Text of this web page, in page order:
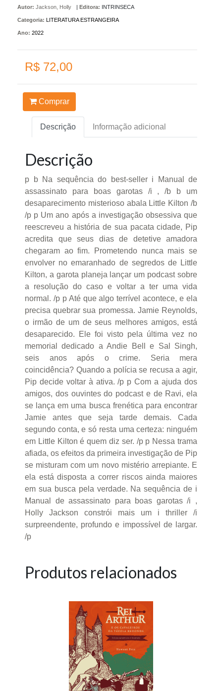
Autor: Jackson, Holly | Editora: INTRINSECA
Categoria: LITERATURA ESTRANGEIRA
Ano: 2022
R$ 72,00
Comprar
Descrição Informação adicional
Descrição
p b Na sequência do best-seller i Manual de
assassinato para boas garotas /i , /b b um
desaparecimento misterioso abala Little Kilton /b
/p p Um ano após a investigação obsessiva que
reescreveu a história de sua pacata cidade, Pip
acredita que seus dias de detetive amadora
chegaram ao fim. Prometendo nunca mais se
envolver no emaranhado de segredos de Little
Kilton, a garota planeja lançar um podcast sobre
a resolução do caso e voltar a ter uma vida
normal. /p p Até que algo terrível acontece, e ela
precisa quebrar sua promessa. Jamie Reynolds,
o irmão de um de seus melhores amigos, está
desaparecido. Ele foi visto pela última vez no
memorial dedicado a Andie Bell e Sal Singh,
seis anos após o crime. Seria mera
coincidência? Quando a polícia se recusa a agir,
Pip decide voltar à ativa. /p p Com a ajuda dos
amigos, dos ouvintes do podcast e de Ravi, ela
se lança em uma busca frenética para encontrar
Jamie antes que seja tarde demais. Cada
segundo conta, e só resta uma certeza: ninguém
em Little Kilton é quem diz ser. /p p Nessa trama
afiada, os efeitos da primeira investigação de Pip
se misturam com um novo mistério arrepiante. E
ela está disposta a correr riscos ainda maiores
em sua busca pela verdade. Na sequência de i
Manual de assassinato para boas garotas /i ,
Holly Jackson constrói mais um i thriller /i
surpreendente, profundo e impossível de largar.
/p
Produtos relacionados